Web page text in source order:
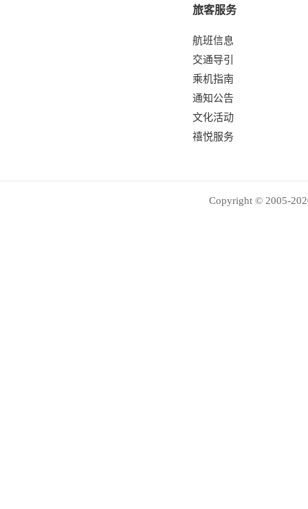
旅客服务
航班信息
交通导引
乘机指南
通知公告
文化活动
禧悦服务
Copyright © 2005-